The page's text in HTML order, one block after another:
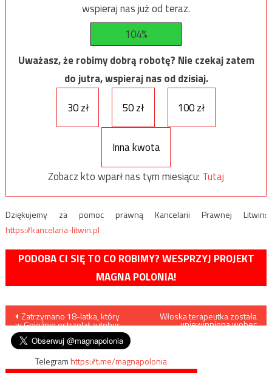
wspieraj nas już od teraz.
104%
Uważasz, że robimy dobrą robotę? Nie czekaj zatem
do jutra, wspieraj nas od dzisiaj.
30 zł
50 zł 100 zł
Inna kwota
Zobacz kto wparł nas tym miesiącu: Tutaj
Dziękujemy za pomoc prawną Kancelarii Prawnej Litwin:
https://kancelaria-litwin.pl
PODOBA CI SIĘ TO CO ROBIMY? WESPRZYJ PROJEKT
MAGNA POLONIA!
Nawigacja
wpisu
Zatrzymano 18-latka, który
w Gnieźnie ostrzelał autobus
Włoska terapeutka została
uniewinniona wobec
Telegramhttps://t.me/magnapolonia